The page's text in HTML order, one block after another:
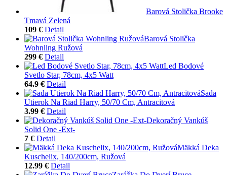
Barová Stolička Brooke
Tmavá Zelená
109 € Detail
Barová Stolička
Wohnling Ružová
299 € Detail
Led Bodové
Svetlo Star, 78cm, 4x5 Watt
64.9 € Detail
Sada
Utierok Na Riad Harry, 50/70 Cm, Antracitová
3.99 € Detail
Dekoračný Vankúš
Solid One -Ext-
7 € Detail
Mäkká Deka
Kuschelix, 140/200cm, Ružová
12.99 € Detail